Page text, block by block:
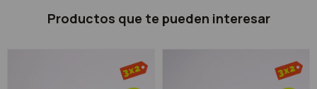
Productos que te pueden interesar